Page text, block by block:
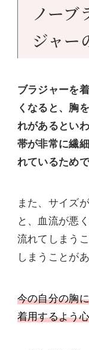
ノーブ
ジャー
ブラジャーを
くなると、胸
れがあるとい
帯が非常に繊
れているためで
また、サイズ
と、血流が悪
流れてしまう
しまうことが
今の自分の胸
着用するよう